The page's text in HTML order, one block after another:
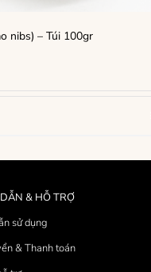
nibs) – Túi 100gr
& HỖ TRỢ
sử dụng
& Thanh toán